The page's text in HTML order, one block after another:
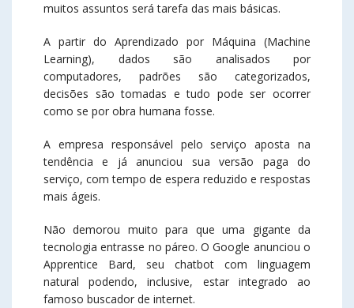
muitos assuntos será tarefa das mais básicas.
A partir do Aprendizado por Máquina (Machine
Learning), dados são analisados por
computadores, padrões são categorizados,
decisões são tomadas e tudo pode ser ocorrer
como se por obra humana fosse.
A empresa responsável pelo serviço aposta na
tendência e já anunciou sua versão paga do
serviço, com tempo de espera reduzido e respostas
mais ágeis.
Não demorou muito para que uma gigante da
tecnologia entrasse no páreo. O Google anunciou o
Apprentice Bard, seu chatbot com linguagem
natural podendo, inclusive, estar integrado ao
famoso buscador de internet.